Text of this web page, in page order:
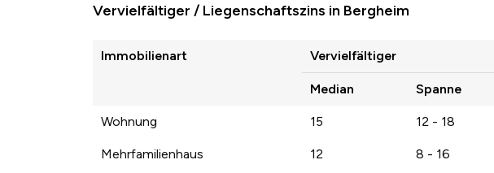
Vervielfältiger / Liegenschaftszins in Bergheim
Immobilienart Vervielfältiger
Median Spanne
Wohnung 15 12 - 18
Mehrfamilienhaus 12 8 - 16